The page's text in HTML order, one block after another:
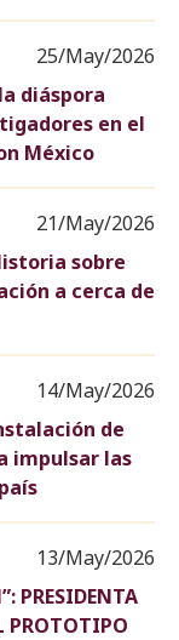
25/May/2026
diáspora
en el
México
21/May/2026
sobre
a cerca de
14/May/2026
de
impulsar las
13/May/2026
PRESIDENTA
PROTOTIPO